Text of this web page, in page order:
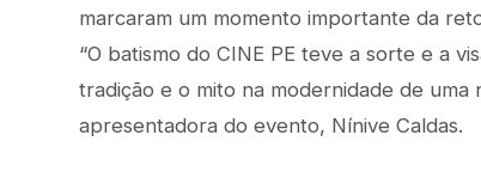
marcaram um momento importante da
“O batismo do CINE PE teve a sorte e a
tradição e o mito na modernidade de uma
apresentadora do evento, Nínive Caldas.